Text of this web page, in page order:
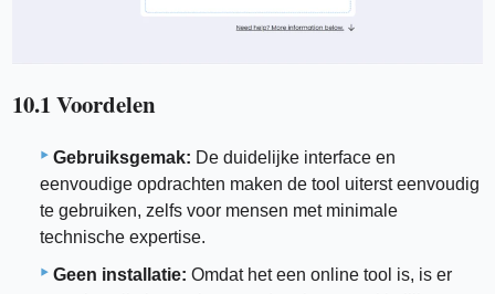
10.1 Voordelen
Gebruiksgemak: De duidelijke interface en
eenvoudige opdrachten maken de tool uiterst eenvoudig
te gebruiken, zelfs voor mensen met minimale
technische expertise.
Geen installatie: Omdat het een online tool is, is er